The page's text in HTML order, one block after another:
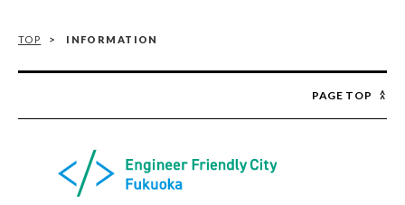
TOP INFORMATION
PAGE TOP